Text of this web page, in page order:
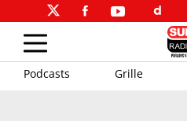
Podcasts Grille